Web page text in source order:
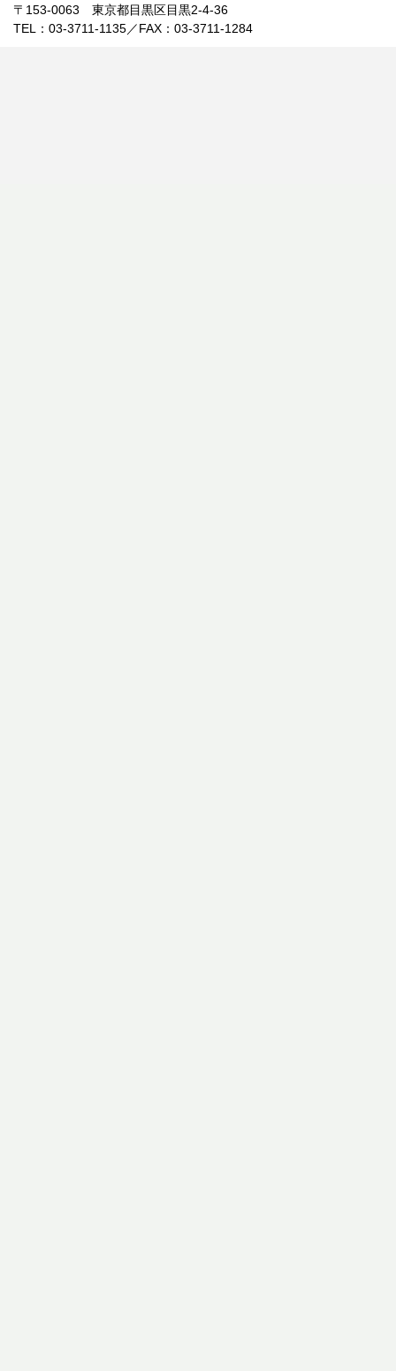
〒153-0063 東京都目黒区目黒2-4-36
TEL：03-3711-1135／FAX：03-3711-1284